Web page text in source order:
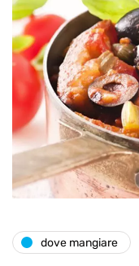
dove mangiare